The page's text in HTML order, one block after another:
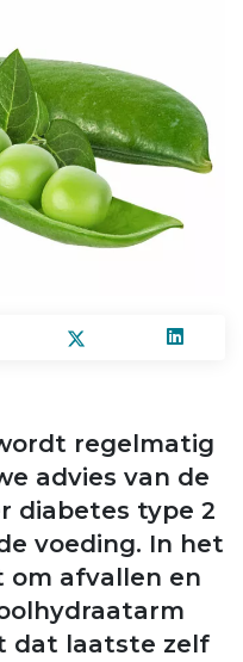
regelmatig
advies van de
diabetes type 2
voeding. In het
om afvallen en
dat laatste zelf